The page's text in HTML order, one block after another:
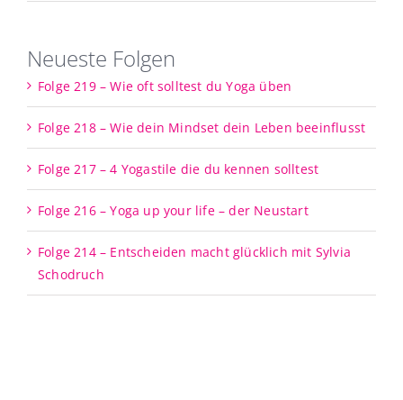
Neueste Folgen
Folge 219 – Wie oft solltest du Yoga üben
Folge 218 – Wie dein Mindset dein Leben beeinflusst
Folge 217 – 4 Yogastile die du kennen solltest
Folge 216 – Yoga up your life – der Neustart
Folge 214 – Entscheiden macht glücklich mit Sylvia
Schodruch